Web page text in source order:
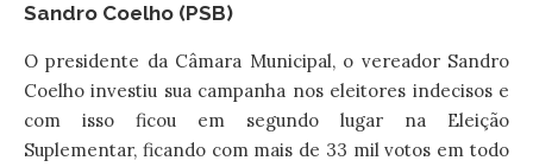
Sandro Coelho (PSB)
O presidente da Câmara Municipal, o vereador Sandro
Coelho investiu sua campanha nos eleitores indecisos e
com isso ficou em segundo lugar na Eleição
Suplementar, ficando com mais de 33 mil votos em todo